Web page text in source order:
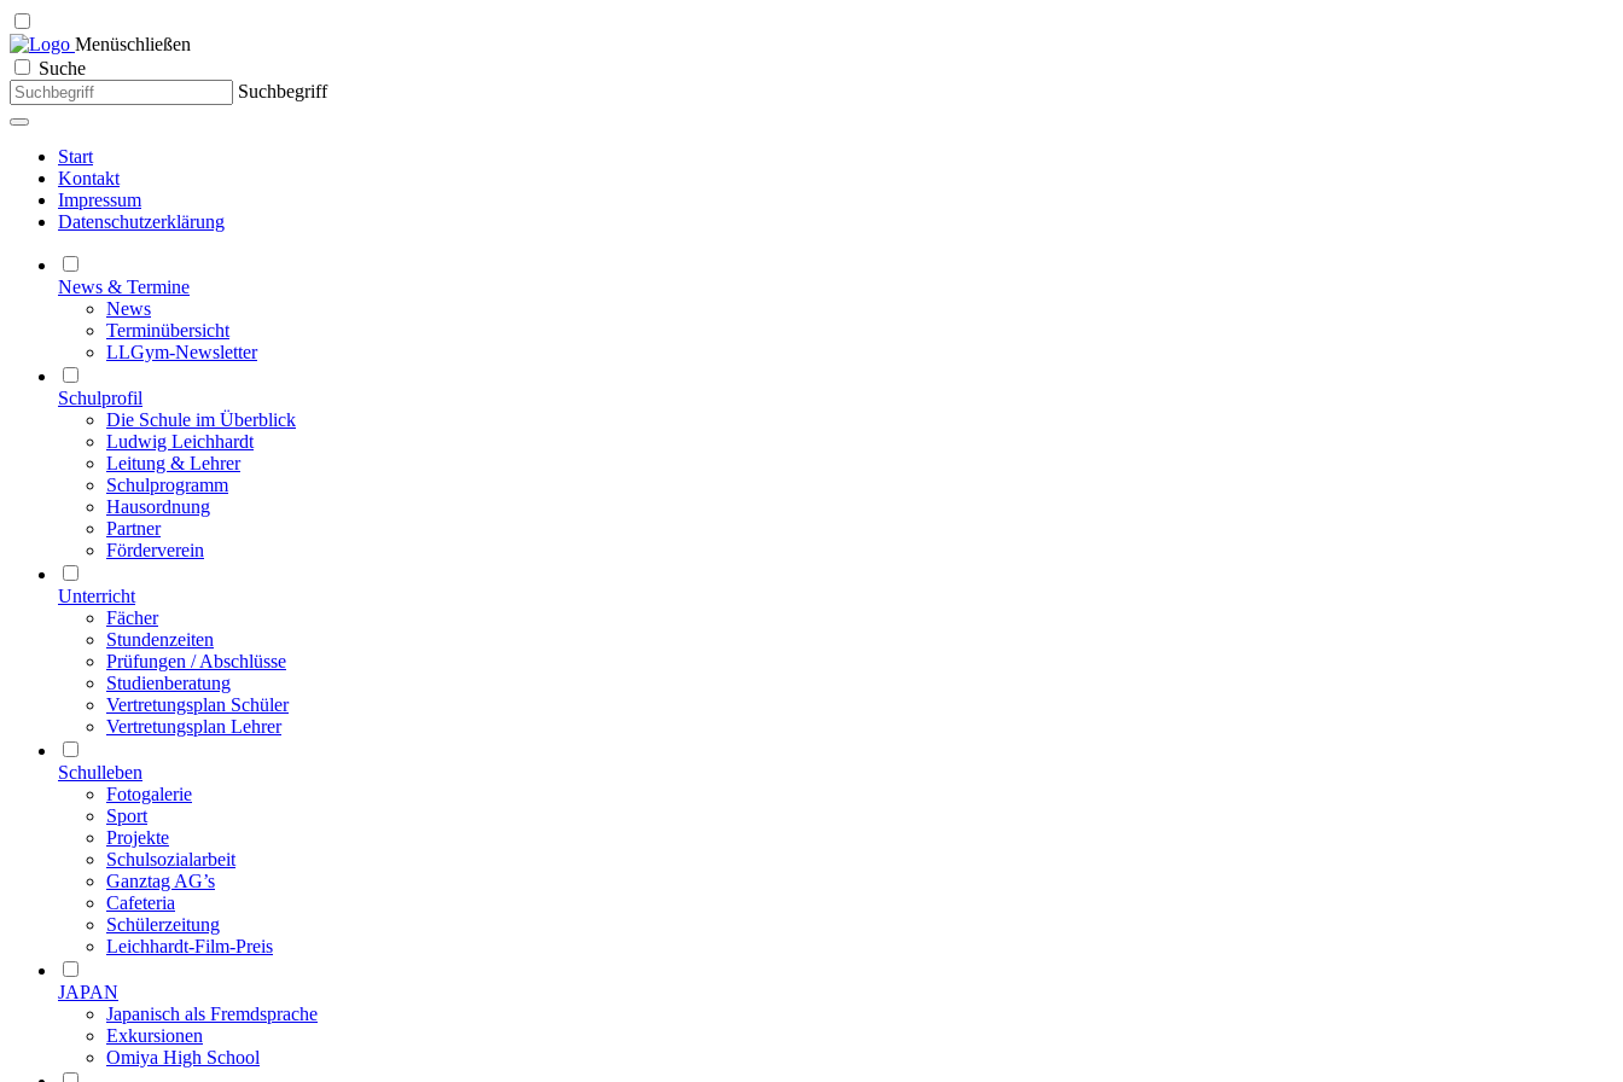
Menüschließen
Suche
Suchbegriff
Start
Kontakt
Impressum
Datenschutzerklärung
News & Termine
News
Terminübersicht
LLGym-Newsletter
Schulprofil
Die Schule im Überblick
Ludwig Leichhardt
Leitung & Lehrer
Schulprogramm
Hausordnung
Partner
Förderverein
Unterricht
Fächer
Stundenzeiten
Prüfungen / Abschlüsse
Studienberatung
Vertretungsplan Schüler
Vertretungsplan Lehrer
Schulleben
Fotogalerie
Sport
Projekte
Schulsozialarbeit
Ganztag AG’s
Cafeteria
Schülerzeitung
Leichhardt-Film-Preis
JAPAN
Japanisch als Fremdsprache
Exkursionen
Omiya High School